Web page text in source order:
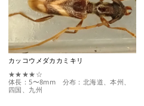
カッコウメダカカミキリ
★★★★☆
体長：5〜8mm 分布：北海道、本州、
四国、九州